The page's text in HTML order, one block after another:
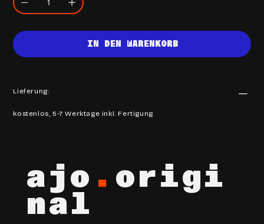
IN DEN WARENKORB
Lieferung:
kostenlos, 5-7 Werktage inkl. Fertigung
ajo . origi
nal